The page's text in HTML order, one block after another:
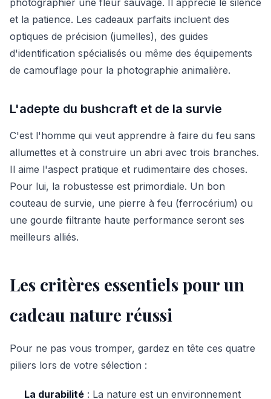
et la patience. Les cadeaux parfaits incluent des
optiques de précision (jumelles), des guides
d'identification spécialisés ou même des équipements
de camouflage pour la photographie animalière.
L'adepte du bushcraft et de la survie
C'est l'homme qui veut apprendre à faire du feu sans
allumettes et à construire un abri avec trois branches.
Il aime l'aspect pratique et rudimentaire des choses.
Pour lui, la robustesse est primordiale. Un bon
couteau de survie, une pierre à feu (ferrocérium) ou
une gourde filtrante haute performance seront ses
meilleurs alliés.
Les critères essentiels pour un
cadeau nature réussi
Pour ne pas vous tromper, gardez en tête ces quatre
piliers lors de votre sélection :
La durabilité : La nature est un environnement